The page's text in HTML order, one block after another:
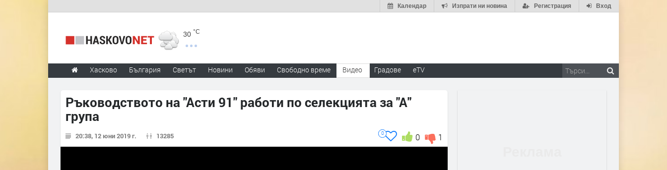
Вход
Регистрация
Изпрати ни новина
Календар
30 °C
Хасково България Светът Новини Обяви Свободно време Видео Градове eTV
Ръководството на "Асти 91" работи по селекцията за "А"
група
20:38, 12 юни 2019 г. 13285 1
0
0